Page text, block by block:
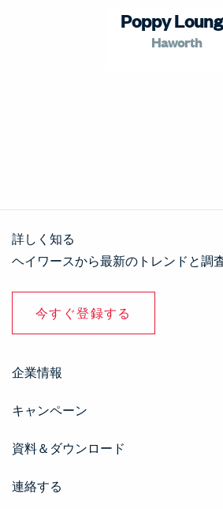
Poppy
Haworth
詳しく知る
ヘイワースから最新のトレンドと調
今すぐ登録する
企業情報
キャンペーン
資料＆ダウンロード
連絡する